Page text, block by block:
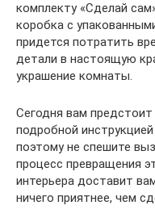
комплекту «Сделай
коробка с
придется потратить
детали в настоящую
украшение комнаты.
Сегодня вам
подробной
поэтому не спешите
процесс превращения
интерьера доставит
ничего приятнее, чем